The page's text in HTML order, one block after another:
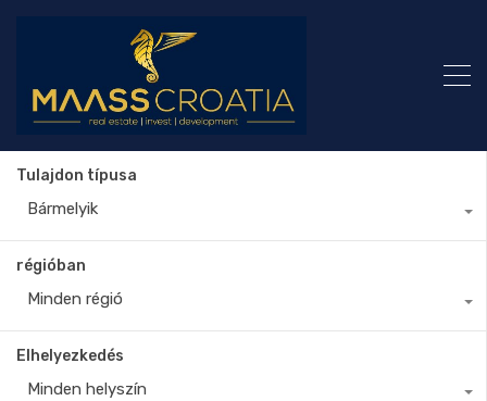
Tulajdon típusa
Bármelyik
régióban
Minden régió
Elhelyezkedés
Minden helyszín